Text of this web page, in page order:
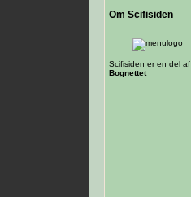
Om Scifisiden
Scifisiden er en del af
Bognettet